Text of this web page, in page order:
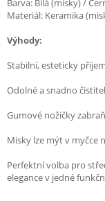
Barva: Bílá (misky) /
Materiál: Keramika
Výhody:
Stabilní, esteticky
Odolné a snadno
Gumové nožičky
Misky lze mýt v myčce
Perfektní volba pro
elegance v jedné